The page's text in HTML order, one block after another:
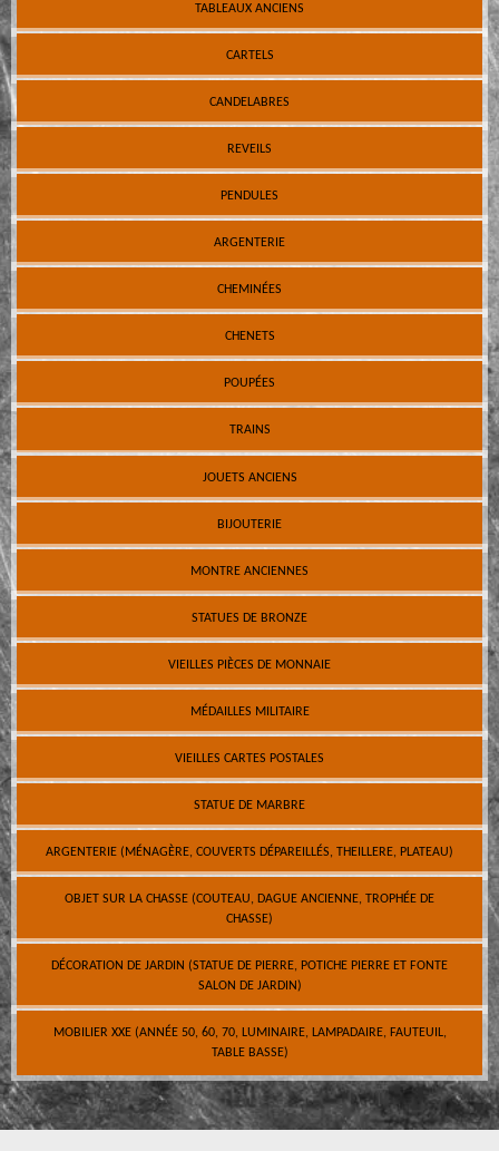
TABLEAUX ANCIENS
CARTELS
CANDELABRES
REVEILS
PENDULES
ARGENTERIE
CHEMINÉES
CHENETS
POUPÉES
TRAINS
JOUETS ANCIENS
BIJOUTERIE
MONTRE ANCIENNES
STATUES DE BRONZE
VIEILLES PIÈCES DE MONNAIE
MÉDAILLES MILITAIRE
VIEILLES CARTES POSTALES
STATUE DE MARBRE
ARGENTERIE (MÉNAGÈRE, COUVERTS DÉPAREILLÉS, THEILLERE, PLATEAU)
OBJET SUR LA CHASSE (COUTEAU, DAGUE ANCIENNE, TROPHÉE DE
CHASSE)
DÉCORATION DE JARDIN (STATUE DE PIERRE, POTICHE PIERRE ET FONTE
SALON DE JARDIN)
MOBILIER XXE (ANNÉE 50, 60, 70, LUMINAIRE, LAMPADAIRE, FAUTEUIL,
TABLE BASSE)